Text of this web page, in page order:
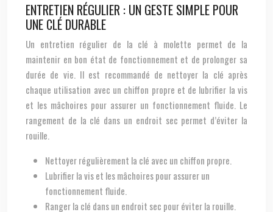
ENTRETIEN RÉGULIER : UN GESTE SIMPLE POUR
UNE CLÉ DURABLE
Un entretien régulier de la clé à molette permet de la
maintenir en bon état de fonctionnement et de prolonger sa
durée de vie. Il est recommandé de nettoyer la clé après
chaque utilisation avec un chiffon propre et de lubrifier la vis
et les mâchoires pour assurer un fonctionnement fluide. Le
rangement de la clé dans un endroit sec permet d’éviter la
rouille.
Nettoyer régulièrement la clé avec un chiffon propre.
Lubrifier la vis et les mâchoires pour assurer un
fonctionnement fluide.
Ranger la clé dans un endroit sec pour éviter la rouille.